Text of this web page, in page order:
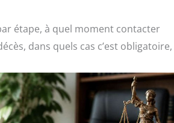
étape, à quel moment contacter
dans quels cas c’est obligatoire,